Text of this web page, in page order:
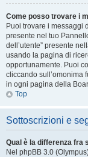
Come posso trovare i
Puoi trovare i messaggi
presente nel tuo
dell’utente” presente
usando la pagina di
opportunamente. Puoi
cliccando sull’omonima
in ogni pagina della
Top
Sottoscrizioni e
Qual è la differenza fra
Nel phpBB 3.0